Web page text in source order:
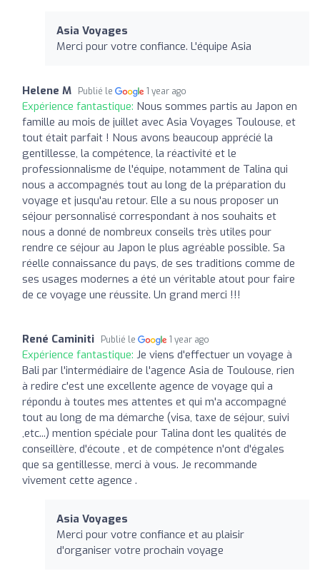
Asia Voyages
Merci pour votre confiance. L'équipe Asia
Helene M Publié le 1 year ago
Expérience fantastique: Nous sommes partis au Japon en
famille au mois de juillet avec Asia Voyages Toulouse, et
tout était parfait ! Nous avons beaucoup apprécié la
gentillesse, la compétence, la réactivité et le
professionnalisme de l'équipe, notamment de Talina qui
nous a accompagnés tout au long de la préparation du
voyage et jusqu'au retour. Elle a su nous proposer un
séjour personnalisé correspondant à nos souhaits et
nous a donné de nombreux conseils très utiles pour
rendre ce séjour au Japon le plus agréable possible. Sa
réelle connaissance du pays, de ses traditions comme de
ses usages modernes a été un véritable atout pour faire
de ce voyage une réussite. Un grand merci !!!
René Caminiti Publié le 1 year ago
Expérience fantastique: Je viens d'effectuer un voyage à
Bali par l'intermédiaire de l'agence Asia de Toulouse, rien
à redire c'est une excellente agence de voyage qui a
répondu à toutes mes attentes et qui m'a accompagné
tout au long de ma démarche (visa, taxe de séjour, suivi
,etc...) mention spéciale pour Talina dont les qualités de
conseillère, d'écoute , et de compétence n'ont d'égales
que sa gentillesse, merci à vous. Je recommande
vivement cette agence .
Asia Voyages
Merci pour votre confiance et au plaisir
d'organiser votre prochain voyage